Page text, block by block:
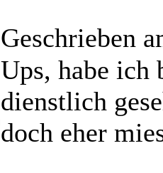
Geschrieben
Ups, habe ich
dienstlich
doch eher